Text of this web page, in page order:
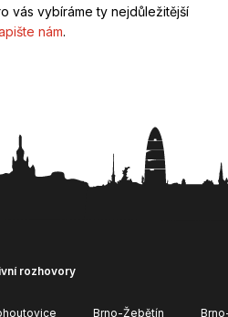
vás vybíráme ty nejdůležitější
nám.
rozhovory
Brno-Žebětín